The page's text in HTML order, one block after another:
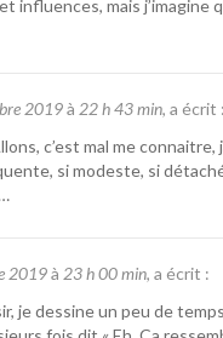
influences, mais j’imagine
2019à 22 h 43 min, a écrit :
c’est mal me connaitre,
si modeste, si
2019à 23 h 00 min, a écrit :
je dessine un peu de